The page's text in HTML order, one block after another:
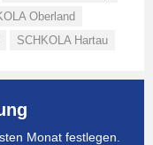
Oberland
SCHKOLA Hartau
Monat festlegen.